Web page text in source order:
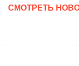
CМОТРЕТЬ